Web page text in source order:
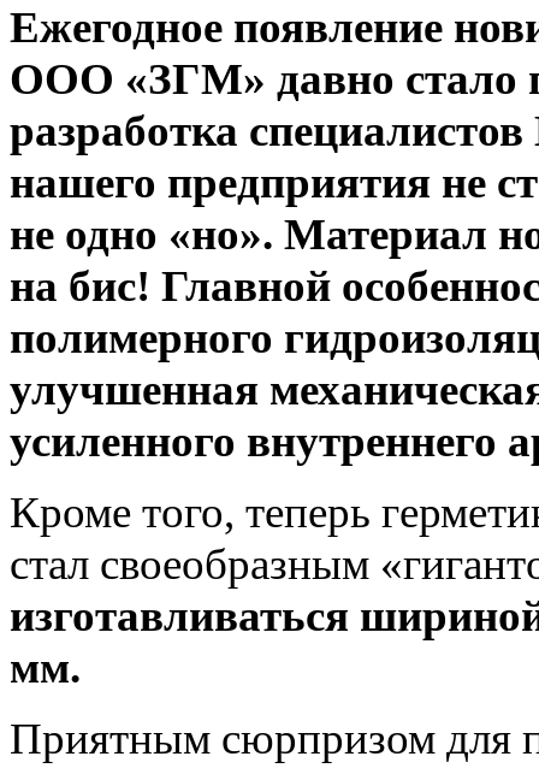
Ежегодное появление
ООО «ЗГМ» давно стало
разработка
нашего предприятия не
не одно «но». Материал
на бис! Главной
полимерного
улучшенная
усиленного внутреннего
Кроме того, теперь
стал своеобразным
изготавливаться
мм.
Приятным сюрпризом для